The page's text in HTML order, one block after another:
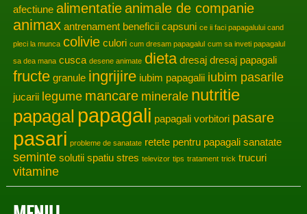
afectiune alimentatieanimale de companie
animax antrenament beneficii capsuni ce ii faci papagalului cand
pleci la munca colivie culori cum dresam papagalul cum sa inveti papagalul
sa dea mana cusca desene animate dieta dresaj dresaj papagali
fructe granule ingrijire iubim papagalii iubim pasarile
jucarii legume mancare minerale nutritie
papagal papagali papagali vorbitori pasare
pasari probleme de sanatate retete pentru papagali sanatate
seminte solutii spatiu stres televizor tips tratament trick trucuri
vitamine